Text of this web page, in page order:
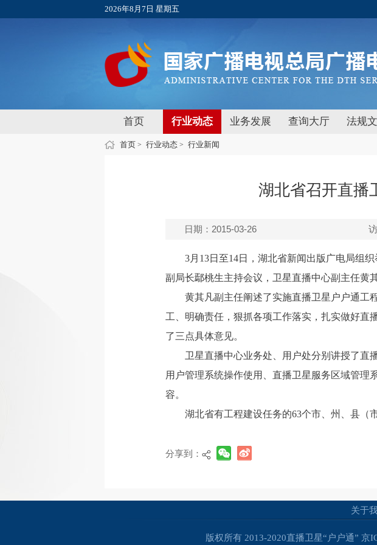
2026年8月7日 星期五
首页 行业动态 业务发展 查询大厅 法规
首页 > 行业动态 > 行业新闻
湖北省召开直播
日期：2015-03-26
3月13日至14日，湖北省新闻出版广电局组
副局长鄢桃生主持会议，卫星直播中心副主任黄
黄其凡副主任阐述了实施直播卫星户户通工
工、明确责任，狠抓各项工作落实，扎实做好直
了三点具体意见。
卫星直播中心业务处、用户处分别讲授了直
用户管理系统操作使用、直播卫星服务区域管理
容。
湖北省有工程建设任务的63个市、州、县（
分享到：
关于
版权所有 2013-2020直播卫星“户户通” 京